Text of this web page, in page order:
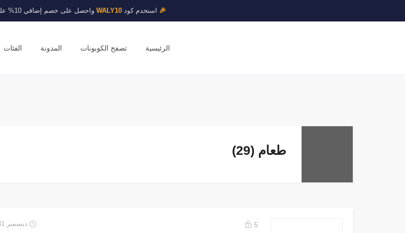
🎉 استخدم كودWALY10 واحصل على خصم إضافي 10% على جميع المتاجر
الرئيسية تصفح الكوبونات المدونة الفئات
طعام (29)
5 ديسمبر 31, 2026